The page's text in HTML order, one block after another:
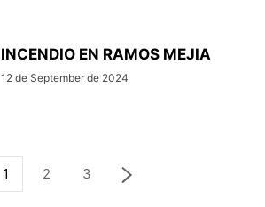
INCENDIO EN RAMOS MEJIA
12 de September de 2024
1 2 3